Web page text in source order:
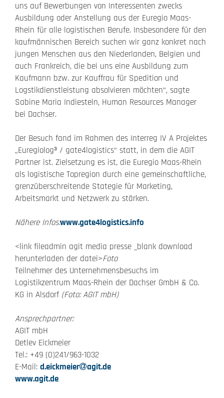
uns auf Bewerbungen von Interessenten zwecks
Ausbildung oder Anstellung aus der Euregio Maas-
Rhein für alle logistischen Berufe. Insbesondere für den
kaufmännischen Bereich suchen wir ganz konkret nach
jungen Menschen aus den Niederlanden, Belgien und
auch Frankreich, die bei uns eine Ausbildung zum
Kaufmann bzw. zur Kauffrau für Spedition und
Logstikdienstleistung absolvieren möchten“, sagte
Sabine Maria Indiesteln, Human Resources Manager
bei Dachser.
Der Besuch fand im Rahmen des Interreg IV A Projektes
„Euregiolog³ / gate4logistics“ statt, in dem die AGIT
Partner ist. Zielsetzung es ist, die Euregio Maas-Rhein
als logistische Topregion durch eine gemeinschaftliche,
grenzüberschreitende Stategie für Marketing,
Arbeitsmarkt und Netzwerk zu stärken.
Nähere Infos:www.gate4logistics.info
<link fileadmin agit media presse _blank download
herunterladen der datei>Foto
Teilnehmer des Unternehmensbesuchs im
Logistikzentrum Maas-Rhein der Dachser GmbH & Co.
KG in Alsdorf (Foto: AGIT mbH)
Ansprechpartner:
AGIT mbH
Detlev Eickmeier
Tel.: +49 (0)241/963-1032
E-Mail: d.eickmeier
agit.de
www.agit.de